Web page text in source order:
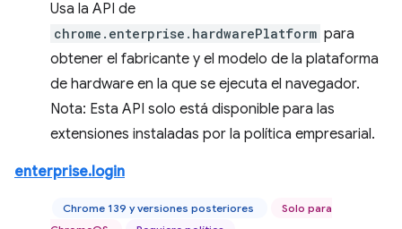
Usa la API de
chrome.enterprise.hardwarePlatform para
obtener el fabricante y el modelo de la plataforma
de hardware en la que se ejecuta el navegador.
Nota: Esta API solo está disponible para las
extensiones instaladas por la política empresarial.
enterprise.login
Chrome 139 y versiones posteriores
Solo para